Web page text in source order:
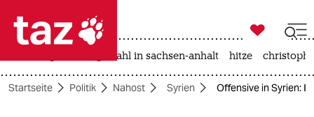
 taz zahl ich
taz zahl ich

taz zahl ich
landtagswahl in sachsen-anhalt hitze
Startseite Politik Nahost Syrien Offensive in Syrien: